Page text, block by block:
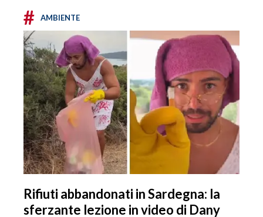
# AMBIENTE
Rifiuti abbandonati in Sardegna: la
sferzante lezione in video di Dany